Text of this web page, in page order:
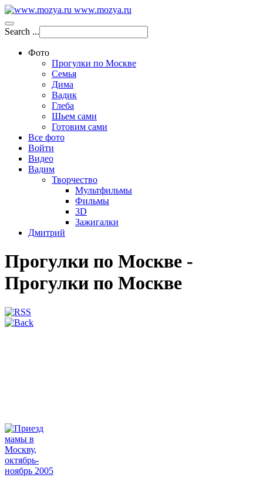
www.mozya.ru
Search ...
Фото
Прогулки по Москве
Семья
Дима
Вадик
Глеба
Шьем сами
Готовим сами
Все фото
Войти
Видео
Вадим
Творчество
Мультфильмы
Фильмы
3D
Зажигалки
Дмитрий
Прогулки по Москве -
Прогулки по Москве